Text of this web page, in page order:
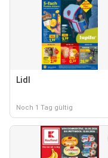
Lidl
Noch 1 Tag gültig